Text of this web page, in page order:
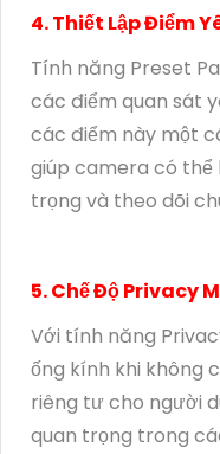
4. Thiết Lập Điểm
Tính năng Preset
các điểm quan sát
các điểm này một
giúp camera có thể
trọng và theo dõi
5. Chế Độ Privacy
Với tính năng
ống kính khi không
riêng tư cho người
quan trọng trong